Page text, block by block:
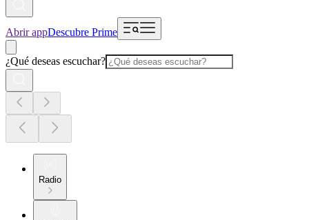
Abrir appDescubre Prime
¿Qué deseas escuchar?
Radio